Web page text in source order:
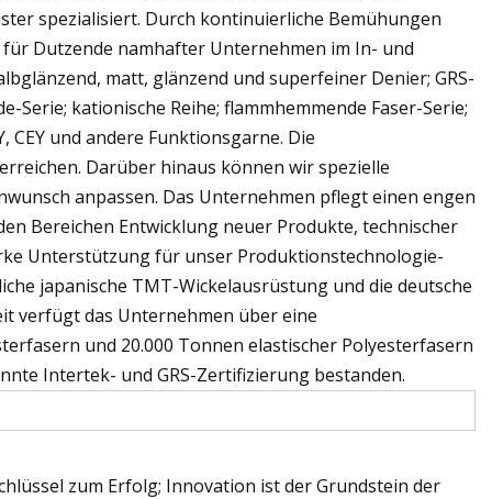
spezialisiert. Durch kontinuierliche Bemühungen
Dutzende namhafter Unternehmen im In- und
matt, glänzend und superfeiner Denier; GRS-
kationische Reihe; flammhemmende Faser-Serie;
CEY und andere Funktionsgarne. Die
Darüber hinaus können wir spezielle
anpassen. Das Unternehmen pflegt einen engen
Bereichen Entwicklung neuer Produkte, technischer
Unterstützung für unser Produktionstechnologie-
japanische TMT-Wickelausrüstung und die deutsche
verfügt das Unternehmen über eine
und 20.000 Tonnen elastischer Polyesterfasern
Intertek- und GRS-Zertifizierung bestanden.
zum Erfolg; Innovation ist der Grundstein der